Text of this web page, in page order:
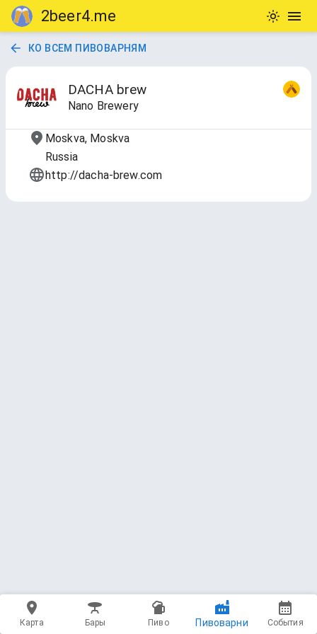
2beer4.me
КО ВСЕМ ПИВОВАРНЯМ
DACHA brew
Nano Brewery
Moskva, Moskva
Russia
http://dacha-brew.com
Карта Бары Пиво Пивоварни События